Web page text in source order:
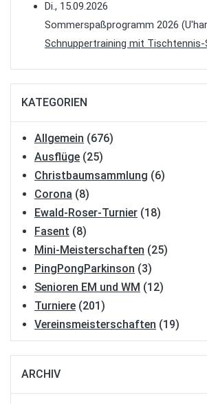
Di., 15.09.2026
Sommerspaßprogramm 2026
Schnuppertraining mit
KATEGORIEN
Allgemein (676)
Ausflüge (25)
Christbaumsammlung (6)
Corona (8)
Ewald-Roser-Turnier (18)
Fasent (8)
Mini-Meisterschaften (25)
PingPongParkinson (3)
Senioren EM und WM (12)
Turniere (201)
Vereinsmeisterschaften (19)
ARCHIV